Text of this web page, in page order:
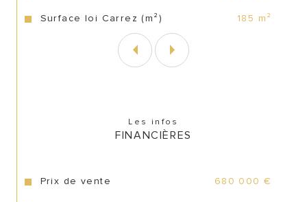
Surface loi Carrez (m²) 185 m²
Les infos
FINANCIÈRES
Prix de vente 680 000 €